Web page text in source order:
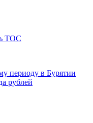
ТОС
периоду в Бурятии
рублей